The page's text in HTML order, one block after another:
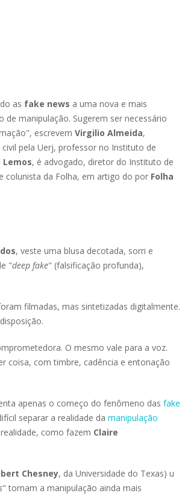
as fake news a uma nova e mais
manipulação. Sugerem ser necessário
escrevem Virgilio Almeida,
pela Uerj, professor no Instituto de
Lemos, é advogado, diretor do Instituto de
colunista da Folha, em artigo do por Folha
, veste uma blusa decotada, sorri e
"deep fake" (falsificação profunda),
filmadas, mas sintetizadas digitalmente.
O mesmo vale para a voz.
coisa, com timbre, cadência e entonação
apenas o começo do fenômeno das fake
separar a realidade da manipulação
como fazem Claire
Chesney, da Universidade do Texas) u
" tornam a manipulação ainda mais